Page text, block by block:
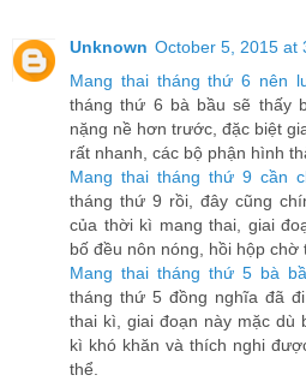
Unknown October 5, 2015 at
Mang thai tháng thứ 6 nên
tháng thứ 6 bà bầu sẽ thấy
nặng nề hơn trước, đặc biệt
rất nhanh, các bộ phận hình
Mang thai tháng thứ 9 cần
tháng thứ 9 rồi, đây cũng
của thời kì mang thai, giai
bố đều nôn nóng, hồi hộp
Mang thai tháng thứ 5 bà
tháng thứ 5 đồng nghĩa đã
thai kì, giai đoạn này mặc dù
kì khó khăn và thích nghi
thể.